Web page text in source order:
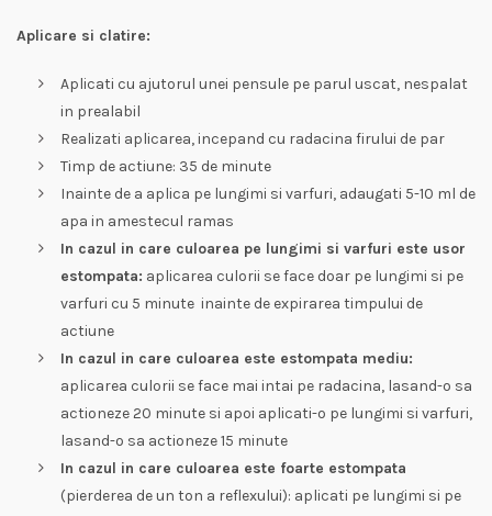
Aplicare si clatire:
Aplicati cu ajutorul unei pensule pe parul uscat, nespalat
in prealabil
Realizati aplicarea, incepand cu radacina firului de par
Timp de actiune: 35 de minute
Inainte de a aplica pe lungimi si varfuri, adaugati 5-10 ml de
apa in amestecul ramas
In cazul in care culoarea pe lungimi si varfuri este usor
estompata: aplicarea culorii se face doar pe lungimi si pe
varfuri cu 5 minute inainte de expirarea timpului de
actiune
In cazul in care culoarea este estompata mediu:
aplicarea culorii se face mai intai pe radacina, lasand-o sa
actioneze 20 minute si apoi aplicati-o pe lungimi si varfuri,
lasand-o sa actioneze 15 minute
In cazul in care culoarea este foarte estompata
(pierderea de un ton a reflexului): aplicati pe lungimi si pe